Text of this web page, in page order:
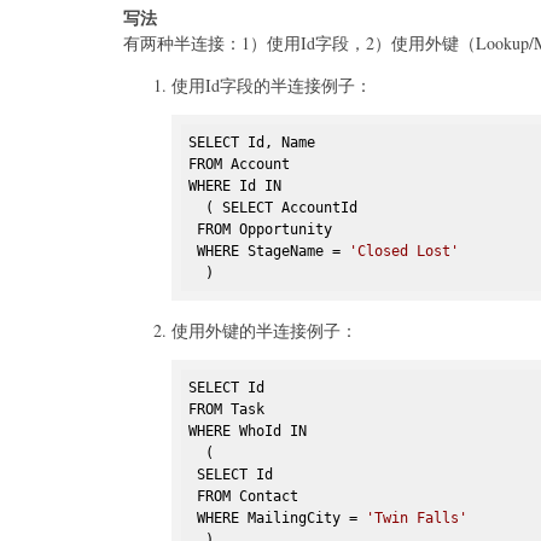
写法
有两种半连接：1）使用Id字段，2）使用外键（Lookup/
使用Id字段的半连接例子：
SELECT Id, Name
FROM Account
WHERE Id IN
  ( SELECT AccountId
FROM Opportunity
WHERE StageName =
'Closed Lost'
  )
使用外键的半连接例子：
SELECT Id
FROM Task
WHERE WhoId IN
  (
SELECT Id
FROM Contact
WHERE MailingCity =
'Twin Falls'